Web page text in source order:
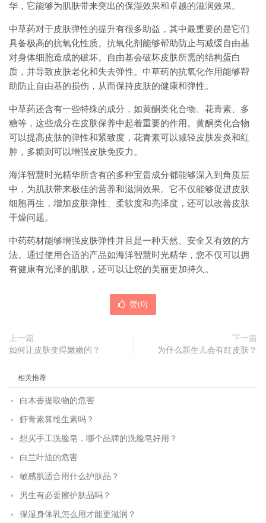
华，它能够为肌肤带来突出的保湿效果和卓越的滋润效果。
中草药对于皮肤弹性的提升有很多助益，其中最重要的是它们
具备极高的抗氧化性质。抗氧化剂能够帮助防止与减缓自由基
对身体细胞造成的破坏。自由基会破坏皮肤所需的结构蛋白
质，并导致皮肤老化和失去弹性。中草药的抗氧化作用能够帮
助防止自由基的损伤，从而保持皮肤的健康和弹性。
中草药还含有一些特殊的成分，如黄酮类化合物、花青素、多
糖等，这些成分在皮肤保养中起着重要的作用。黄酮类化合物
可以提高皮肤的弹性和紧致度，花青素可以减轻皮肤发炎和红
肿，多糖则可以增强皮肤免疫力。
海洋智慧时光精华所含有的多种宝贵成分都能够深入到角质层
中，为肌肤带来极佳的营养和滋润效果。它不仅能够促进皮肤
细胞再生，增加皮肤弹性、柔软度和亮泽度，还可以改善皮肤
干燥问题。
中药药材能够增强皮肤弹性并且是一种天然、安全又有效的方
法。通过使用合适的产品如海洋智慧时光精华，您不仅可以拥
有健康有光泽的肌肤，还可以让您的美丽更加持久。
赞(0)
上一篇
如何让皮肤变得嫩嫩的？
下一篇
为什么新生儿会有红皮肤？
相关推荐
白木香提取物的危害
虾青素算维生素吗？
想买手工洗脸皂，哪个品牌的洗脸皂好用？
白兰叶油的危害
敏感肌适合用什么护肤品？
男生有必要擦护肤品吗？
保湿身体乳怎么用才能更滋润？